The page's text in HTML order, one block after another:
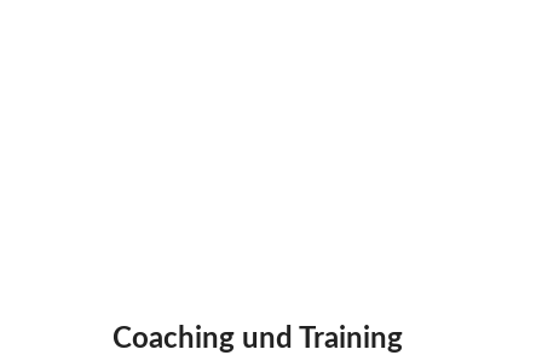
Coaching und Training